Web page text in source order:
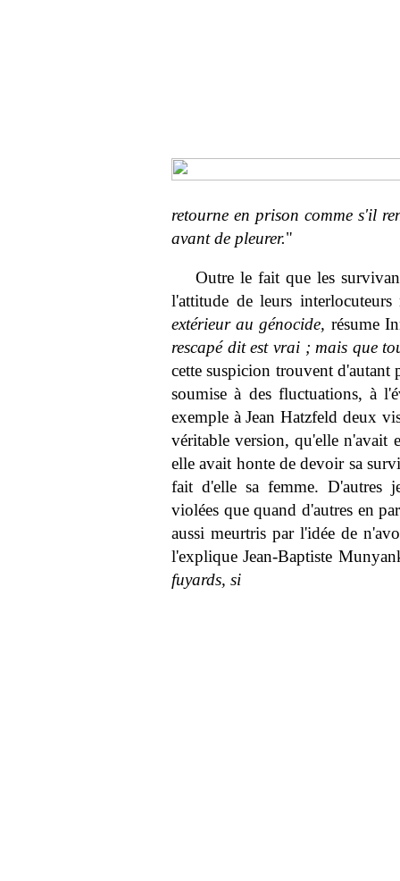
retourne en prison comme s'il
avant de pleurer."
Outre le fait que les
l'attitude de leurs
extérieur au génocide, résume
rescapé dit est vrai ; mais que
cette suspicion trouvent d'autant
soumise à des fluctuations, à
exemple à Jean Hatzfeld deux
véritable version, qu'elle n'avait
elle avait honte de devoir sa
fait d'elle sa femme. D'autres
violées que quand d'autres en
aussi meurtris par l'idée de
l'explique Jean-Baptiste
fuyards, si